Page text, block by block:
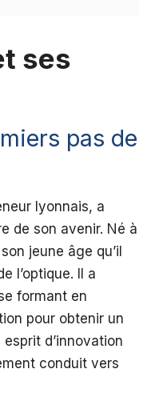
ses
pas de
lyonnais, a
de son avenir. Né à
jeune âge qu’il
l’optique. Il a
formant en
pour obtenir un
esprit d’innovation
conduit vers